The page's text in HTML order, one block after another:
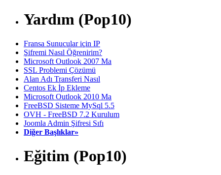
Yardım (Pop10)
Fransa Sunucular için IP
Şifremi Nasıl Öğrenirim?
Microsoft Outlook 2007 Ma
SSL Problemi Çözümü
Alan Adı Transferi Nasıl
Centos Ek İp Ekleme
Microsoft Outlook 2010 Ma
FreeBSD Sisteme MySql 5.5
OVH - FreeBSD 7.2 Kurulum
Joomla Admin Şifresi Sıfı
Diğer Başlıklar»
Eğitim (Pop10)